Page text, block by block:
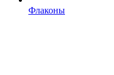
Флаконы